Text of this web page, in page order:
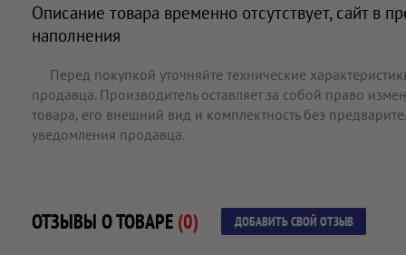
Описание товара временно отсутствует, сайт в
наполнения
Перед покупкой уточняйте технические
продавца. Производитель оставляет за собой право
товара, его внешний вид и комплектность без
уведомления продавца.
ОТЗЫВЫ О ТОВАРЕ (0) ДОБАВИТЬ СВОЙ ОТЗЫВ